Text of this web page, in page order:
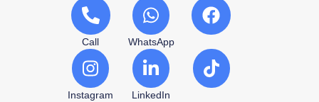
Call WhatsApp
Instagram LinkedIn